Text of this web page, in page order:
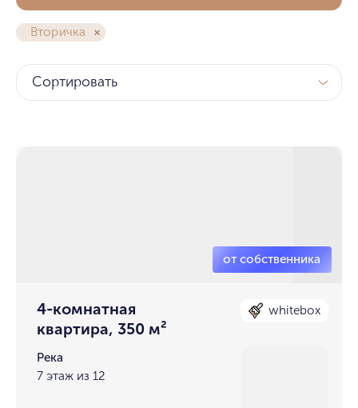
Вторичка
Сортировать
4-комнатная
квартира, 350 м²
whitebox
Река
7 этаж из 12